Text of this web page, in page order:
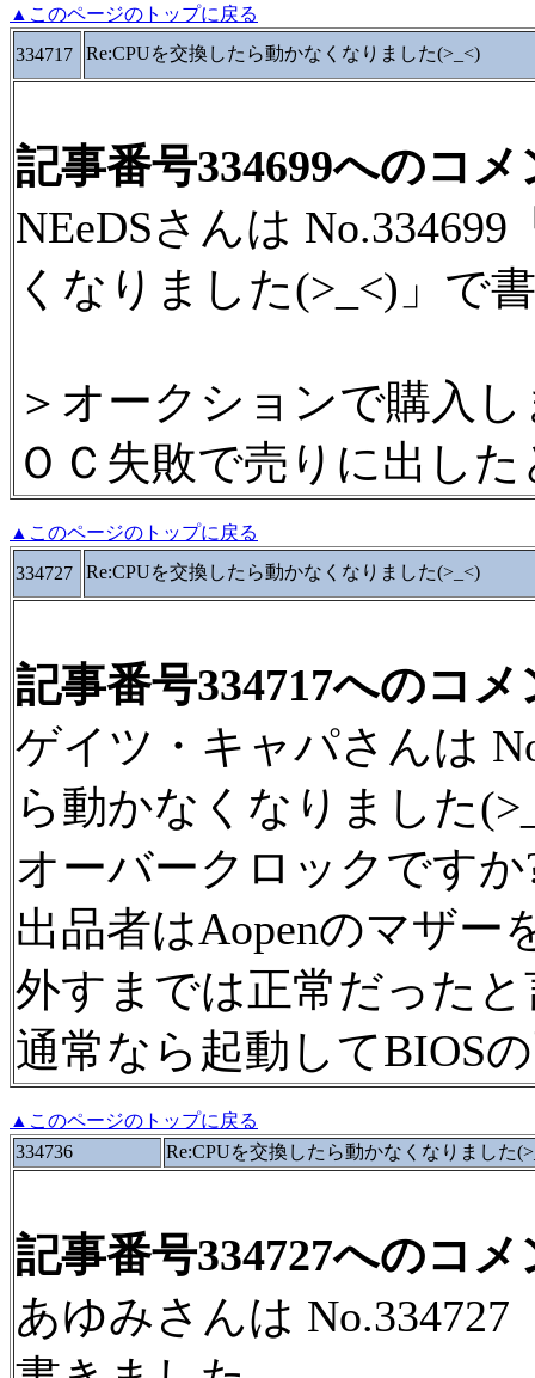
▲このページのトップに戻る
334717
Re:CPUを交換したら動かなくなりました(>_<)
記事番号334699へのコメ
NEeDSさんは
くなりました(>_<)」で
＞オークションで購入
ＯＣ失敗で売りに出し
▲このページのトップに戻る
334727
Re:CPUを交換したら動かなくなりました(>_<)
記事番号334717へのコメ
ゲイツ・キャパさんは
ら動かなくなりました
オーバークロックですか
出品者はAopenのマザ
外すまでは正常だった
通常なら起動してBIOS
▲このページのトップに戻る
334736
Re:CPUを交換したら動かなくなりました
記事番号334727へのコメ
あゆみさんは